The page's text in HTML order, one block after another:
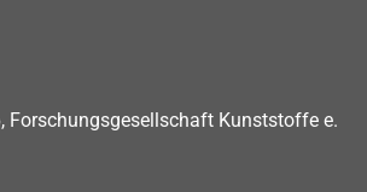
Forschungsgesellschaft Kunststoffe e.